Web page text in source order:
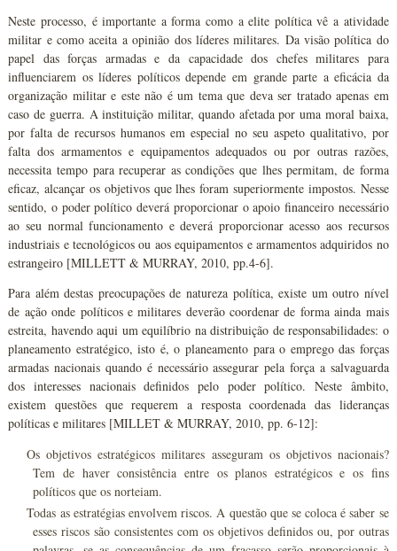
Neste processo, é importante a forma como a elite política vê a atividade
militar e como aceita a opinião dos líderes militares. Da visão política do
papel das forças armadas e da capacidade dos chefes militares para
influenciarem os líderes políticos depende em grande parte a eficácia da
organização militar e este não é um tema que deva ser tratado apenas em
caso de guerra. A instituição militar, quando afetada por uma moral baixa,
por falta de recursos humanos em especial no seu aspeto qualitativo, por
falta dos armamentos e equipamentos adequados ou por outras razões,
necessita tempo para recuperar as condições que lhes permitam, de forma
eficaz, alcançar os objetivos que lhes foram superiormente impostos. Nesse
sentido, o poder político deverá proporcionar o apoio financeiro necessário
ao seu normal funcionamento e deverá proporcionar acesso aos recursos
industriais e tecnológicos ou aos equipamentos e armamentos adquiridos no
estrangeiro [MILLETT & MURRAY, 2010, pp.4-6].
Para além destas preocupações de natureza política, existe um outro nível
de ação onde políticos e militares deverão coordenar de forma ainda mais
estreita, havendo aqui um equilíbrio na distribuição de responsabilidades: o
planeamento estratégico, isto é, o planeamento para o emprego das forças
armadas nacionais quando é necessário assegurar pela força a salvaguarda
dos interesses nacionais definidos pelo poder político. Neste âmbito,
existem questões que requerem a resposta coordenada das lideranças
políticas e militares [MILLET & MURRAY, 2010, pp. 6-12]:
Os objetivos estratégicos militares asseguram os objetivos nacionais?
Tem de haver consistência entre os planos estratégicos e os fins
políticos que os norteiam.
Todas as estratégias envolvem riscos. A questão que se coloca é saber se
esses riscos são consistentes com os objetivos definidos ou, por outras